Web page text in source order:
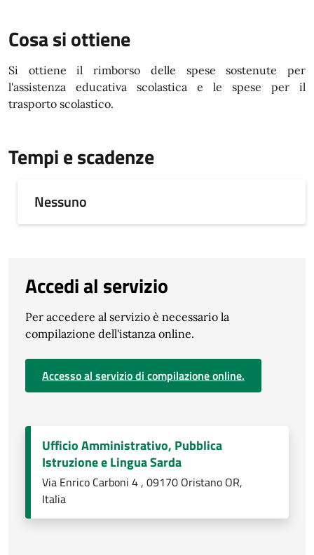
Cosa si ottiene
Si ottiene il rimborso delle spese sostenute per
l'assistenza educativa scolastica e le spese per il
trasporto scolastico.
Tempi e scadenze
Nessuno
Accedi al servizio
Per accedere al servizio è necessario la
compilazione dell'istanza online.
Accesso al servizio di compilazione online.
Ufficio Amministrativo, Pubblica
Istruzione e Lingua Sarda
Via Enrico Carboni 4 , 09170 Oristano OR,
Italia